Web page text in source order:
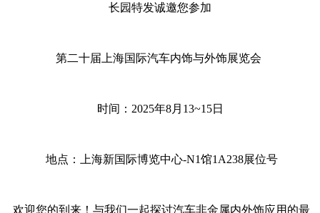
长园特发诚邀您参加
第二十届上海国际汽车内饰与外饰展览会
时间：2025年8月13~15日
地点：上海新国际博览中心-N1馆1A238展位号
欢迎您的到来！与我们一起探讨汽车非金属内外饰应用的最